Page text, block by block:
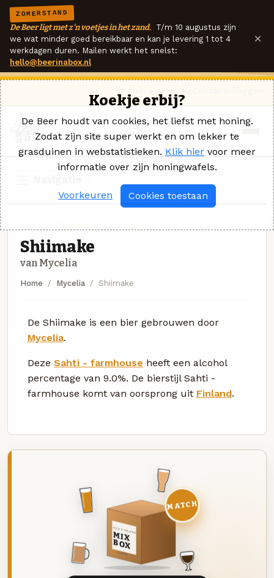
ZOMERSTAND
De Beer ligt met z'n voetjes in het zand. T/m 10 augustus zijn
we wat minder goed bereikbaar en kan je levering 1 tot 4
werkdagen duren. Mailen werkt het snelst:
hello@beerinabox.nl
×
Shiimake
van Mycelia
Home Mycelia Shiimake
De Shiimake is een bier gebrouwen door
Mycelia.
Deze Sahti - farmhouse heeft een alcohol
percentage van 9.0%. De bierstijl Sahti -
farmhouse komt van oorsprong uit Finland.
DEZE MAAND
MIX
BOX
8 BIEREN
MATCH
Koekje erbij?
De Beer houdt van cookies, het liefst met honing.
Zodat zijn site super werkt en om lekker te
grasduinen in webstatistieken. Klik hier voor meer
informatie over zijn honingwafels.
Voorkeuren Cookies toestaan